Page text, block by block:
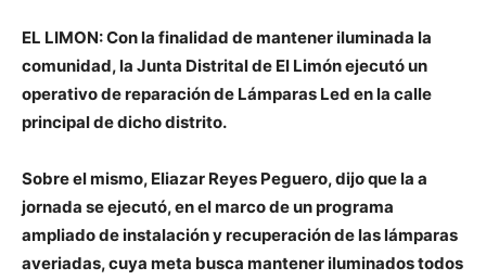
EL LIMON: Con la finalidad de mantener iluminada la
comunidad, la Junta Distrital de El Limón ejecutó un
operativo de reparación de Lámparas Led en la calle
principal de dicho distrito.
Sobre el mismo, Eliazar Reyes Peguero, dijo que la a
jornada se ejecutó, en el marco de un programa
ampliado de instalación y recuperación de las lámparas
averiadas, cuya meta busca mantener iluminados todos